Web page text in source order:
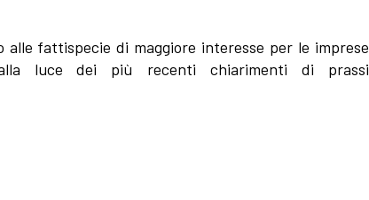
fattispecie di maggiore interesse per le imprese
luce dei più recenti chiarimenti di prassi